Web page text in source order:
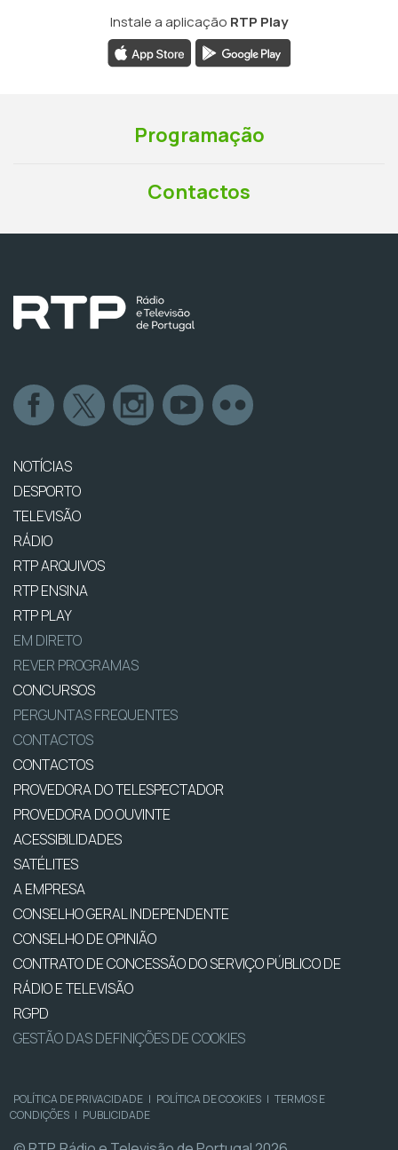
Instale a aplicação RTP Play
Programação
Contactos
NOTÍCIAS
DESPORTO
TELEVISÃO
RÁDIO
RTP ARQUIVOS
RTP ENSINA
RTP PLAY
EM DIRETO
REVER PROGRAMAS
CONCURSOS
PERGUNTAS FREQUENTES
CONTACTOS
CONTACTOS
PROVEDORA DO TELESPECTADOR
PROVEDORA DO OUVINTE
ACESSIBILIDADES
SATÉLITES
A EMPRESA
CONSELHO GERAL INDEPENDENTE
CONSELHO DE OPINIÃO
CONTRATO DE CONCESSÃO DO SERVIÇO PÚBLICO DE
RÁDIO E TELEVISÃO
RGPD
GESTÃO DAS DEFINIÇÕES DE COOKIES
POLÍTICA DE PRIVACIDADE | POLÍTICA DE COOKIES | TERMOS E
CONDIÇÕES | PUBLICIDADE